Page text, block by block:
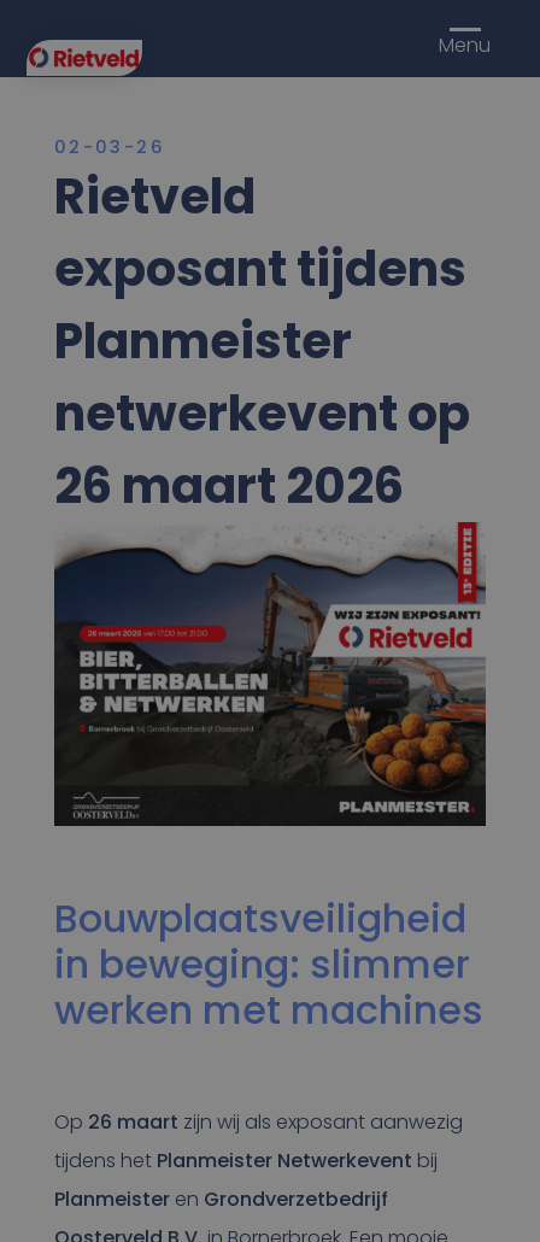
Menu
02-03-26
Rietveld
exposant tijdens
Planmeister
netwerkevent op
26 maart 2026
Bouwplaatsveiligheid
in beweging: slimmer
werken met machines
Op 26 maart zijn wij als exposant aanwezig
tijdens het Planmeister Netwerkevent bij
Planmeisteren Grondverzetbedrijf